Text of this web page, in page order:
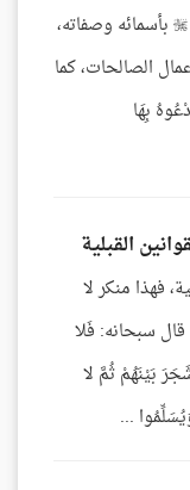
العلم، وإنما المشروع التوسل إلى الله  بأسمائه وصفاته،
الصالحات، كما
بِهَا
القبلية
فهذا منكر لا
سبحانه: فَلا
بَيْنَهُمْ ثُمَّ لا
...